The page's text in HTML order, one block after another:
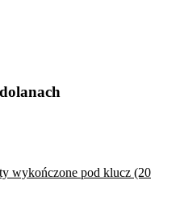
wykończone pod klucz (20